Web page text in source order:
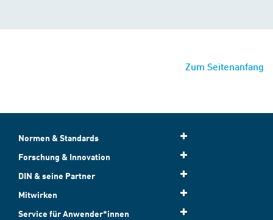
Zum Seitenanfang
Normen & Standards
Forschung & Innovation
DIN & seine Partner
Mitwirken
Service für Anwender*innen